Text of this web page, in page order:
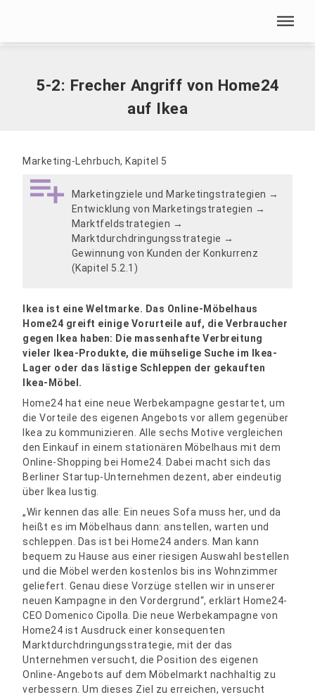
5-2: Frecher Angriff von Home24
auf Ikea
Marketing-Lehrbuch, Kapitel 5
Marketingziele und Marketingstrategien →
Entwicklung von Marketingstrategien →
Marktfeldstrategien →
Marktdurchdringungsstrategie →
Gewinnung von Kunden der Konkurrenz
(Kapitel 5.2.1)
Ikea ist eine Weltmarke. Das Online-Möbelhaus
Home24 greift einige Vorurteile auf, die Verbraucher
gegen Ikea haben: Die massenhafte Verbreitung
vieler Ikea-Produkte, die mühselige Suche im Ikea-
Lager oder das lästige Schleppen der gekauften
Ikea-Möbel.
Home24 hat eine neue Werbekampagne gestartet, um
die Vorteile des eigenen Angebots vor allem gegenüber
Ikea zu kommunizieren. Alle sechs Motive vergleichen
den Einkauf in einem stationären Möbelhaus mit dem
Online-Shopping bei Home24. Dabei macht sich das
Berliner Startup-Unternehmen dezent, aber eindeutig
über Ikea lustig.
„Wir kennen das alle: Ein neues Sofa muss her, und da
heißt es im Möbelhaus dann: anstellen, warten und
schleppen. Das ist bei Home24 anders. Man kann
bequem zu Hause aus einer riesigen Auswahl bestellen
und die Möbel werden kostenlos bis ins Wohnzimmer
geliefert. Genau diese Vorzüge stellen wir in unserer
neuen Kampagne in den Vordergrund“, erklärt Home24-
CEO Domenico Cipolla. Die neue Werbekampagne von
Home24 ist Ausdruck einer konsequenten
Marktdurchdringungsstrategie, mit der das
Unternehmen versucht, die Position des eigenen
Online-Angebots auf dem Möbelmarkt nachhaltig zu
verbessern. Um dieses Ziel zu erreichen, versucht